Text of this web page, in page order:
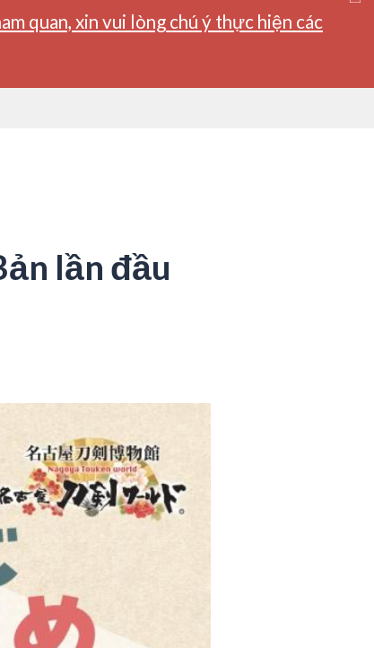
quan, xin vui lòng chú ý thực hiện các
lần đầu